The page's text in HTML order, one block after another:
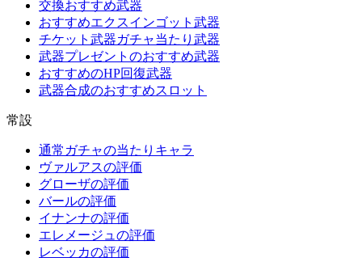
交換おすすめ武器
おすすめエクスインゴット武器
チケット武器ガチャ当たり武器
武器プレゼントのおすすめ武器
おすすめのHP回復武器
武器合成のおすすめスロット
常設
通常ガチャの当たりキャラ
ヴァルアスの評価
グローザの評価
バールの評価
イナンナの評価
エレメージュの評価
レベッカの評価